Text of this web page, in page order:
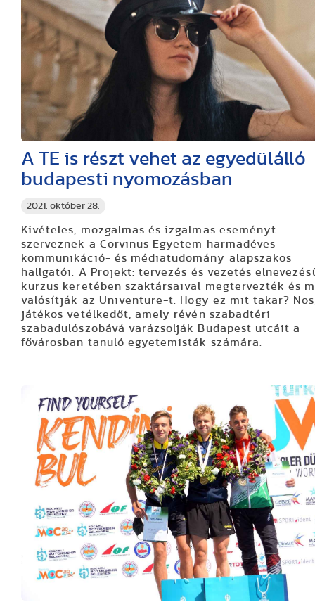
2021. október 28.
A TE is részt vehet az egyedülálló
budapesti nyomozásban
Kivételes, mozgalmas és izgalmas eseményt
szerveznek a Corvinus Egyetem harmadéves
kommunikáció- és médiatudomány alapszakos
hallgatói. A Projekt: tervezés és vezetés
kurzus keretében szaktársaival megtervezték és
valósítják az Univenture-t. Hogy ez mit takar?
játékos vetélkedőt, amely révén szabadtéri
szabadulószobává varázsolják Budapest utcáit a
fővárosban tanuló egyetemisták számára.